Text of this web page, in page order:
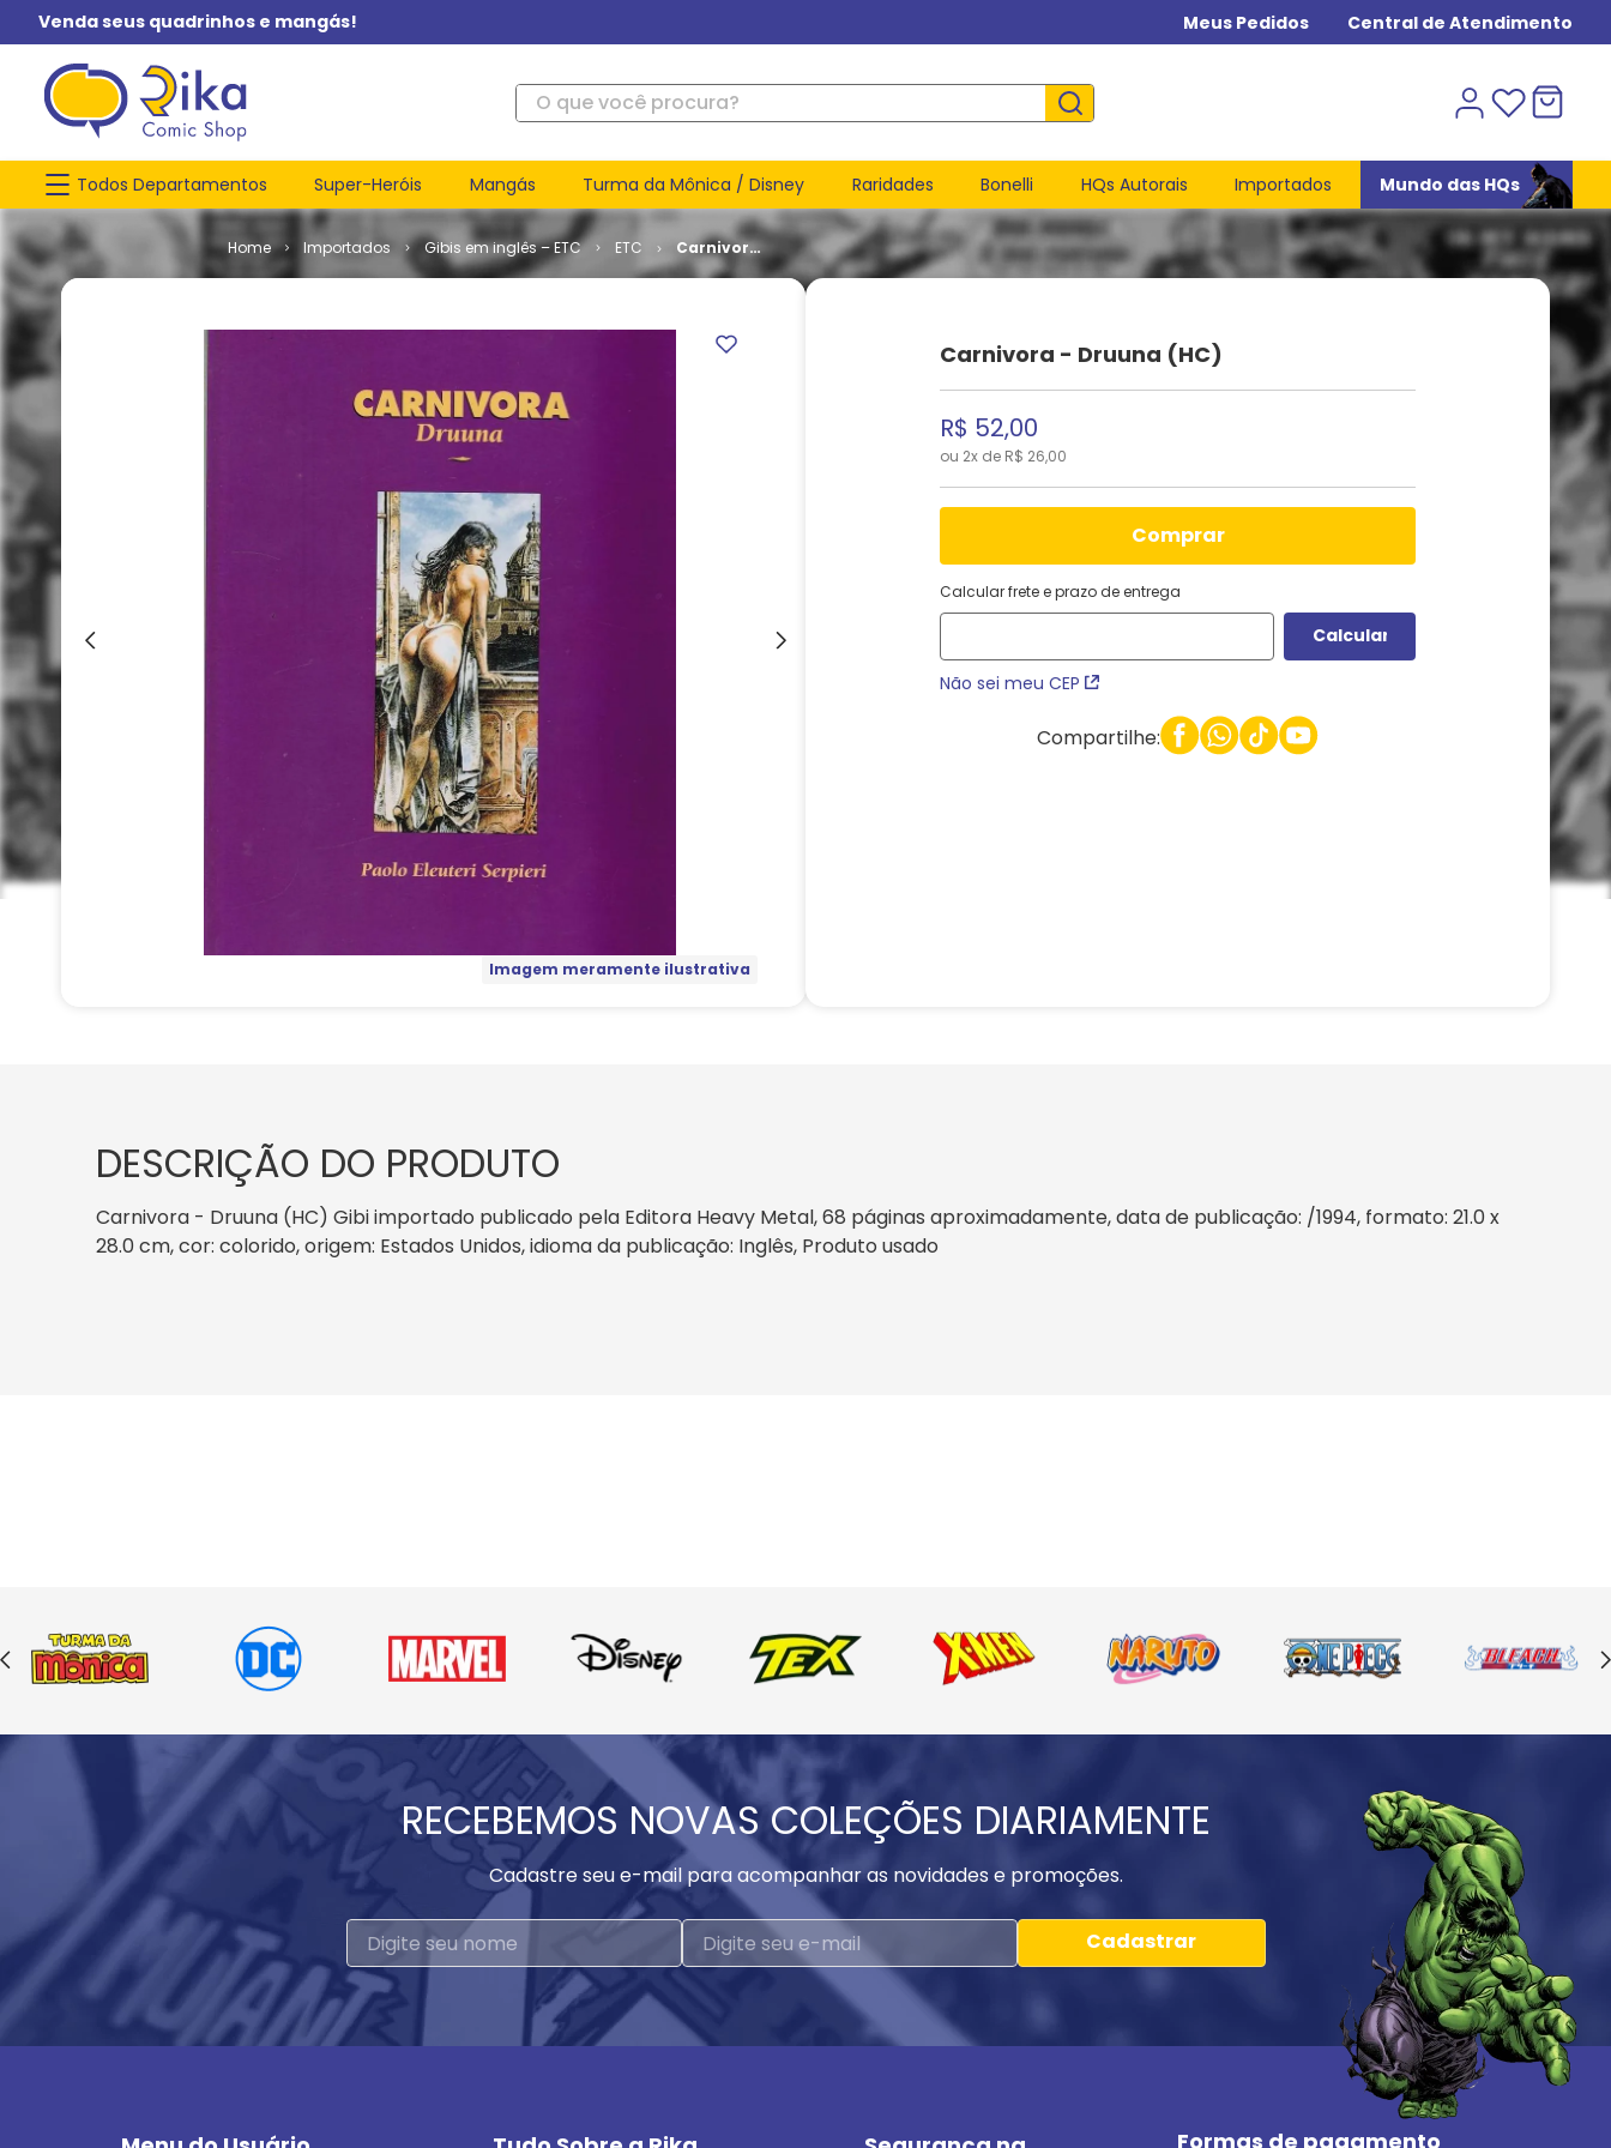
Venda seus quadrinhos e mangás! Meus Pedidos Central de Atendimento
O que você procura?
Todos Departamentos Super-Heróis Mangás Turma da Mônica / Disney Raridades Bonelli HQs Autorais Importados Mundo das HQs
Importados Gibis em inglês – ETC ETC
Carnivora
- Druuna
Imagem meramente ilustrativa
Carnivora - Druuna (HC)
R$ 52,00
ou 2x de R$ 26,00
comprar
Calcular frete e prazo de entrega
Não sei meu CEP
Compartilhe:
DESCRIÇÃO DO PRODUTO
Carnivora - Druuna (HC) Gibi importado publicado pela Editora Heavy Metal, 68 páginas aproximadamente, data de publicação: /1994, formato: 21.0 x
28.0 cm, cor: colorido, origem: Estados Unidos, idioma da publicação: Inglês, Produto usado
RECEBEMOS NOVAS COLEÇÕES DIARIAMENTE
Cadastre seu e-mail para acompanhar as novidades e promoções.
Cadastrar
Formas de pagamento